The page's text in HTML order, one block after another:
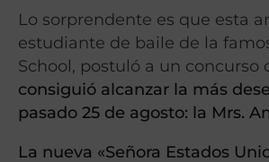
Lo sorprendente es que esta
estudiante de baile de la
School, postuló a un concurso
consiguió alcanzar la más
pasado 25 de agosto: la Mrs.
La nueva «Señora Estados